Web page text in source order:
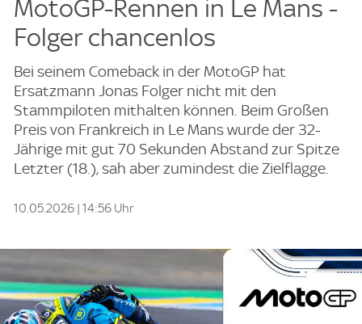
MotoGP-Rennen in Le Mans -
Folger chancenlos
Bei seinem Comeback in der MotoGP hat
Ersatzmann Jonas Folger nicht mit den
Stammpiloten mithalten können. Beim Großen
Preis von Frankreich in Le Mans wurde der 32-
Jährige mit gut 70 Sekunden Abstand zur Spitze
Letzter (18.), sah aber zumindest die Zielflagge.
10.05.2026 | 14:56 Uhr